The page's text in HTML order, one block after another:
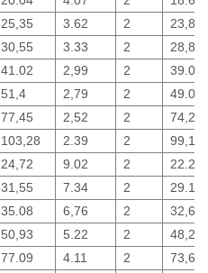
25,35 3.62 2
23,82
30,55 3.33 2
28,89
41.02 2,99 2
39.04
51,4 2,79 2
49.08
77,45 2,52 2
74,24
103,28 2.39 2
99,16
24,72 9.02 2
22.24
31,55 7.34 2
29.15
35.08 6,76 2
32,66
50,93 5.22 2
48,22
77.09 4.11 2
73,63